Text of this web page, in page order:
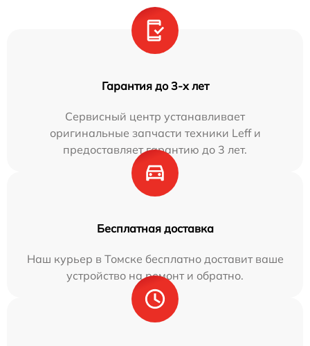
Гарантия до 3-х лет
Сервисный центр устанавливает
оригинальные запчасти техники Leff и
предоставляет гарантию до 3 лет.
Бесплатная доставка
Наш курьер в Томске бесплатно доставит ваше
устройство на ремонт и обратно.